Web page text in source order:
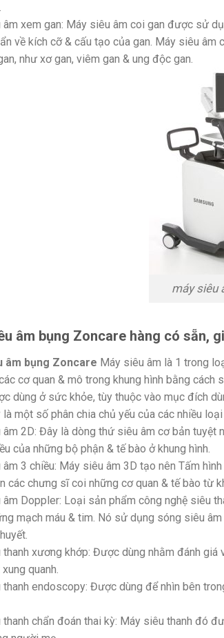
âm xem gan: Máy siêu âm coi gan được sử
về kích cỡ & cấu tạo của gan. Máy siêu
như xơ gan, viêm gan & ung độc gan.
máy siêu
âm bụng Zoncare hàng có sẵn,
âm bụng Zoncare Máy siêu âm là 1 trong
cơ quan & mô trong khung hình bằng
dùng ở sức khỏe, tùy thuộc vào mục đích
một số phân chia chủ yếu của các nhiều
2D: Đây là dòng thứ siêu âm cơ bản tuyệt
của những bộ phận & tế bào ở khung hình.
3 chiều: Máy siêu âm 3D tạo nên Tấm
các chưng sĩ coi những cơ quan & tế bào từ
âm Doppler: Loại sản phẩm công nghệ siêu
mạch máu & tim. Nó sử dụng sóng siêu
xương khớp: Được dùng nhằm đánh
quanh.
endoscopy: Được dùng để nhìn bên
chẩn đoán thai kỳ: Máy siêu thanh đó